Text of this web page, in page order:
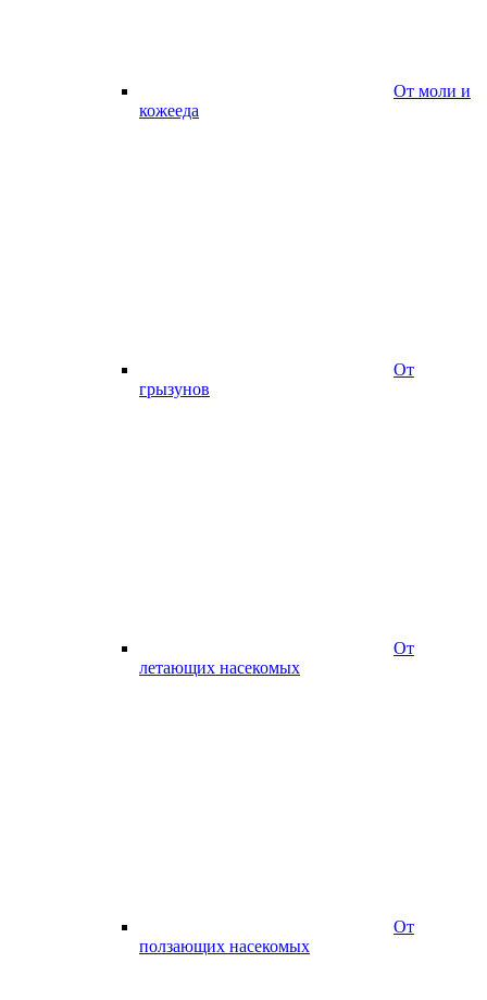
От моли и
кожееда
От
грызунов
От
летающих насекомых
От
ползающих насекомых